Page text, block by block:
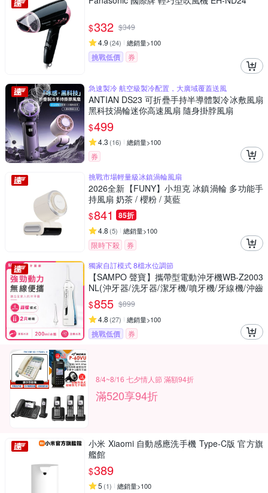
$332 $349
4.9 (24) 總銷量>100
挑戰低價 券
急速製冷 航空級製冷配置，大廣域覆蓋送風
ANTIAN DS23 可折疊手持半導體製冷冰敷風扇
黑科技渦輪迷你高速風扇 隨身掛脖風扇
$499
4.3 (16) 總銷量>100
券
挑戰市場輕量級冰鎮渦輪風扇
2026全新【FUNY】小坦克 冰鎮渦輪 多功能手
持風扇 奶茶 / 櫻粉 / 莫藍
$841 85折
4.8 (5) 總銷量>100
限時下殺
券
獨家自訂模式 8檔水位調節
【SAMPO 聲寶】攜帶型電動沖牙機WB-Z2003
NL(沖牙器/洗牙器/潔牙機/噴牙機/牙線機/沖齒
機/刷牙機)
$855 $899
4.8 (27) 總銷量>100
挑戰低價 券
8/4~8/16 七夕情人節 滿額94折
滿520享94折
小米 Xiaomi 自動感應洗手機 Type-C版 官方旗
艦館
$389
5 (1) 總銷量>100